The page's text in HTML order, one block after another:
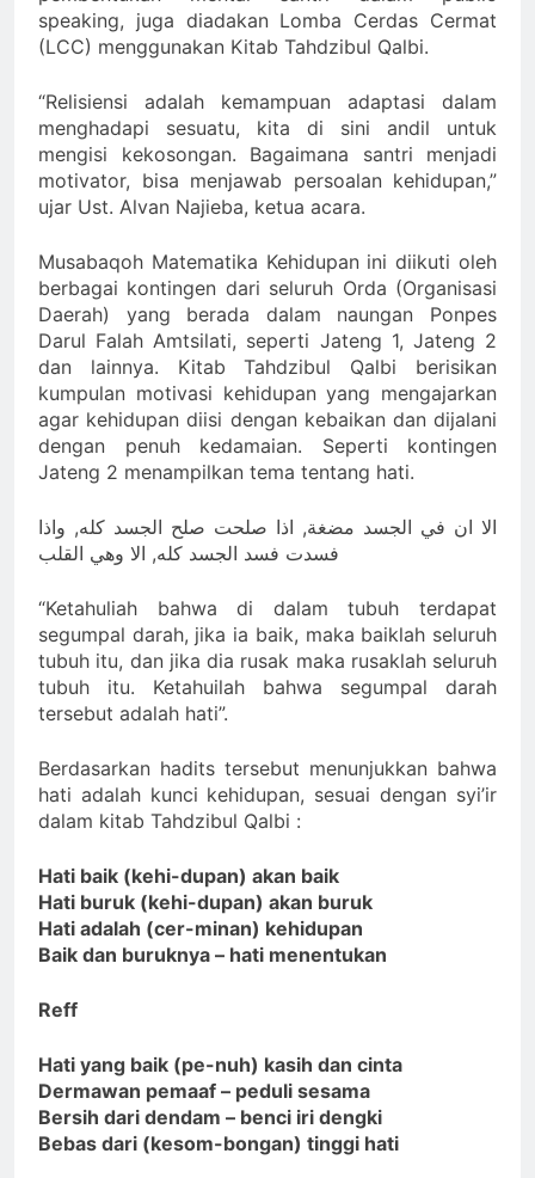
speaking, juga diadakan Lomba Cerdas Cermat
(LCC) menggunakan Kitab Tahdzibul Qalbi.
“Relisiensi adalah kemampuan adaptasi dalam
menghadapi sesuatu, kita di sini andil untuk
mengisi kekosongan. Bagaimana santri menjadi
motivator, bisa menjawab persoalan kehidupan,”
ujar Ust. Alvan Najieba, ketua acara.
Musabaqoh Matematika Kehidupan ini diikuti oleh
berbagai kontingen dari seluruh Orda (Organisasi
Daerah) yang berada dalam naungan Ponpes
Darul Falah Amtsilati, seperti Jateng 1, Jateng 2
dan lainnya. Kitab Tahdzibul Qalbi berisikan
kumpulan motivasi kehidupan yang mengajarkan
agar kehidupan diisi dengan kebaikan dan dijalani
dengan penuh kedamaian. Seperti kontingen
Jateng 2 menampilkan tema tentang hati.
الا ان في الجسد مضغة, اذا صلحت صلح الجسد كله, واذا
فسدت فسد الجسد كله, الا وهي القلب
“Ketahuliah bahwa di dalam tubuh terdapat
segumpal darah, jika ia baik, maka baiklah seluruh
tubuh itu, dan jika dia rusak maka rusaklah seluruh
tubuh itu. Ketahuilah bahwa segumpal darah
tersebut adalah hati”.
Berdasarkan hadits tersebut menunjukkan bahwa
hati adalah kunci kehidupan, sesuai dengan syi’ir
dalam kitab Tahdzibul Qalbi :
Hati baik (kehi-dupan) akan baik
Hati buruk (kehi-dupan) akan buruk
Hati adalah (cer-minan) kehidupan
Baik dan buruknya – hati menentukan
Reff
Hati yang baik (pe-nuh) kasih dan cinta
Dermawan pemaaf – peduli sesama
Bersih dari dendam – benci iri dengki
Bebas dari (kesom-bongan) tinggi hati